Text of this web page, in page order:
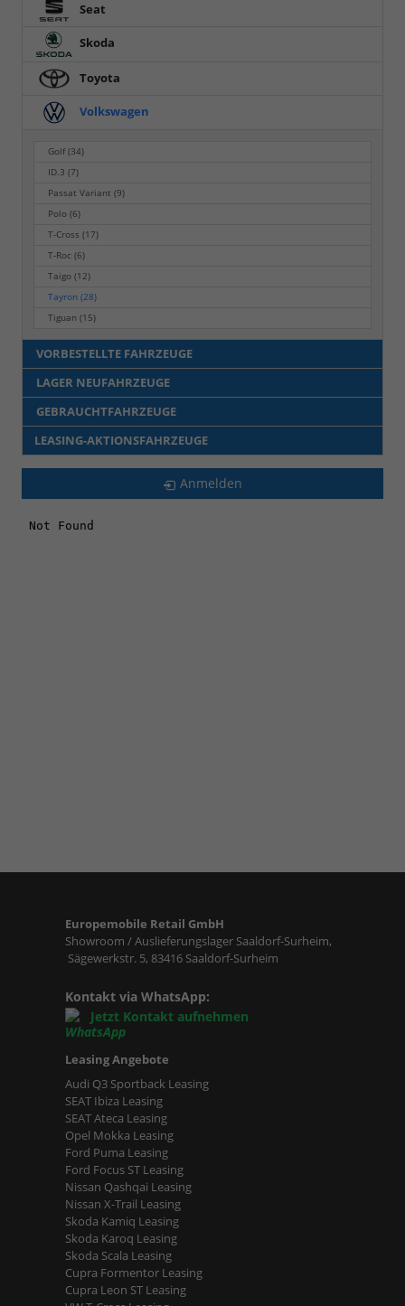
Seat
Skoda
Toyota
Volkswagen
Golf(34)
ID.3(7)
Passat Variant(9)
Polo(6)
T-Cross(17)
T-Roc(6)
Taigo(12)
Tayron(28)
Tiguan(15)
VORBESTELLTE FAHRZEUGE
LAGER NEUFAHRZEUGE
GEBRAUCHTFAHRZEUGE
LEASING-AKTIONSFAHRZEUGE
Anmelden
Europemobile Retail GmbH
Showroom / Auslieferungslager Saaldorf-Surheim,
Sägewerkstr. 5, 83416 Saaldorf-Surheim
Kontakt via WhatsApp:
Jetzt Kontakt aufnehmen
Leasing Angebote
Audi Q3 Sportback Leasing
SEAT Ibiza Leasing
SEAT Ateca Leasing
Opel Mokka Leasing
Ford Puma Leasing
Ford Focus ST Leasing
Nissan Qashqai Leasing
Nissan X-Trail Leasing
Skoda Kamiq Leasing
Skoda Karoq Leasing
Skoda Scala Leasing
Cupra Formentor Leasing
Cupra Leon ST Leasing